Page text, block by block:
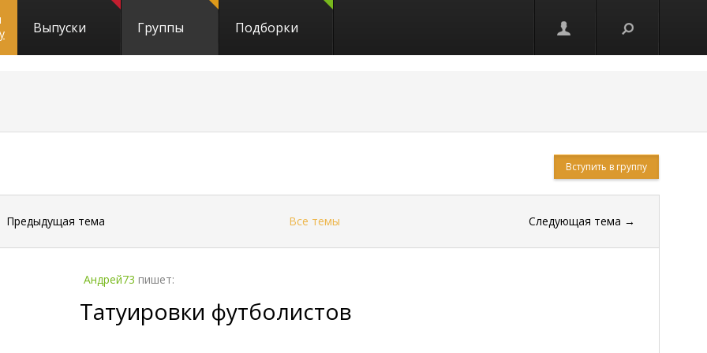
Выпуски Группы Подборки
Вступить в группу
Предыдущая тема Все темы Следующая тема →
Андрей73 пишет:
Татуировки футболистов